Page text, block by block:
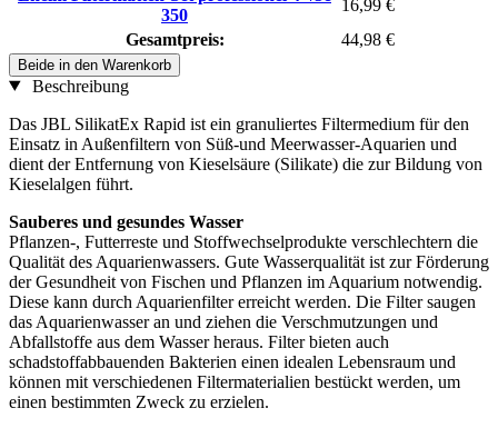
350
16,99 €
Gesamtpreis:
44,98 €
Beide in den Warenkorb
Beschreibung
Das JBL SilikatEx Rapid ist ein granuliertes Filtermedium für den
Einsatz in Außenfiltern von Süß-und Meerwasser-Aquarien und
dient der Entfernung von Kieselsäure (Silikate) die zur Bildung von
Kieselalgen führt.
Sauberes und gesundes Wasser
Pflanzen-, Futterreste und Stoffwechselprodukte verschlechtern die
Qualität des Aquarienwassers. Gute Wasserqualität ist zur Förderung
der Gesundheit von Fischen und Pflanzen im Aquarium notwendig.
Diese kann durch Aquarienfilter erreicht werden. Die Filter saugen
das Aquarienwasser an und ziehen die Verschmutzungen und
Abfallstoffe aus dem Wasser heraus. Filter bieten auch
schadstoffabbauenden Bakterien einen idealen Lebensraum und
können mit verschiedenen Filtermaterialien bestückt werden, um
einen bestimmten Zweck zu erzielen.